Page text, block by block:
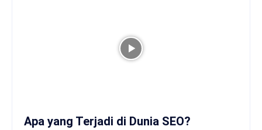
Apa yang Terjadi di Dunia SEO?